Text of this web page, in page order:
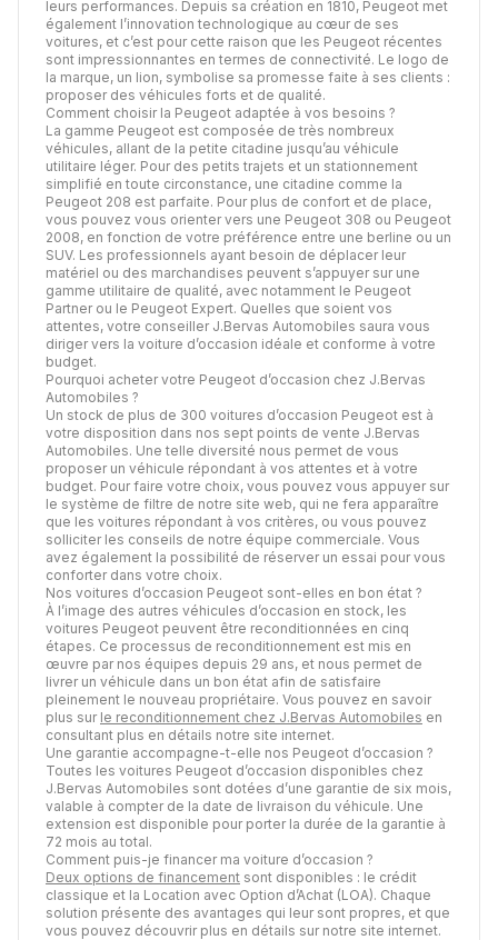
leurs performances. Depuis sa création en 1810, Peugeot met
également l’innovation technologique au cœur de ses
voitures, et c’est pour cette raison que les Peugeot récentes
sont impressionnantes en termes de connectivité. Le logo de
la marque, un lion, symbolise sa promesse faite à ses clients :
proposer des véhicules forts et de qualité.
Comment choisir la Peugeot adaptée à vos besoins ?
La gamme Peugeot est composée de très nombreux
véhicules, allant de la petite citadine jusqu’au véhicule
utilitaire léger. Pour des petits trajets et un stationnement
simplifié en toute circonstance, une citadine comme la
Peugeot 208 est parfaite. Pour plus de confort et de place,
vous pouvez vous orienter vers une Peugeot 308 ou Peugeot
2008, en fonction de votre préférence entre une berline ou un
SUV. Les professionnels ayant besoin de déplacer leur
matériel ou des marchandises peuvent s’appuyer sur une
gamme utilitaire de qualité, avec notamment le Peugeot
Partner ou le Peugeot Expert. Quelles que soient vos
attentes, votre conseiller J.Bervas Automobiles saura vous
diriger vers la voiture d’occasion idéale et conforme à votre
budget.
Pourquoi acheter votre Peugeot d’occasion chez J.Bervas
Automobiles ?
Un stock de plus de 300 voitures d’occasion Peugeot est à
votre disposition dans nos sept points de vente J.Bervas
Automobiles. Une telle diversité nous permet de vous
proposer un véhicule répondant à vos attentes et à votre
budget. Pour faire votre choix, vous pouvez vous appuyer sur
le système de filtre de notre site web, qui ne fera apparaître
que les voitures répondant à vos critères, ou vous pouvez
solliciter les conseils de notre équipe commerciale. Vous
avez également la possibilité de réserver un essai pour vous
conforter dans votre choix.
Nos voitures d’occasion Peugeot sont-elles en bon état ?
À l’image des autres véhicules d’occasion en stock, les
voitures Peugeot peuvent être reconditionnées en cinq
étapes. Ce processus de reconditionnement est mis en
œuvre par nos équipes depuis 29 ans, et nous permet de
livrer un véhicule dans un bon état afin de satisfaire
pleinement le nouveau propriétaire. Vous pouvez en savoir
plus sur le reconditionnement chez J.Bervas Automobiles en
consultant plus en détails notre site internet.
Une garantie accompagne-t-elle nos Peugeot d’occasion ?
Toutes les voitures Peugeot d’occasion disponibles chez
J.Bervas Automobiles sont dotées d’une garantie de six mois,
valable à compter de la date de livraison du véhicule. Une
extension est disponible pour porter la durée de la garantie à
72 mois au total.
Comment puis-je financer ma voiture d’occasion ?
Deux options de financement sont disponibles : le crédit
classique et la Location avec Option d’Achat (LOA). Chaque
solution présente des avantages qui leur sont propres, et que
vous pouvez découvrir plus en détails sur notre site internet.